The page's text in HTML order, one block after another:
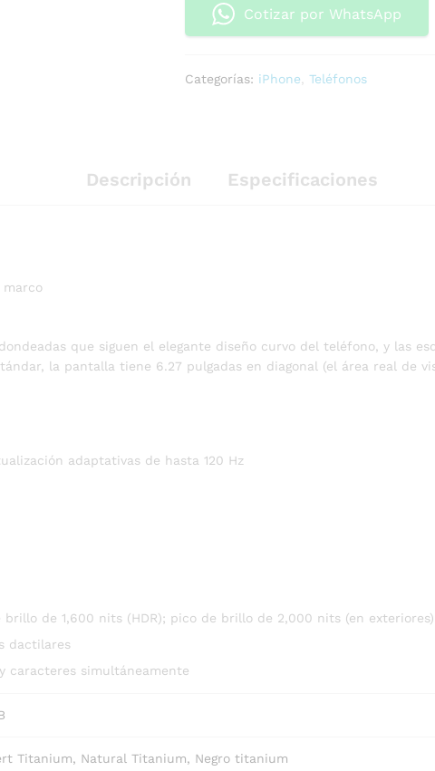
Cotizar por WhatsApp
Categorías: iPhone,Teléfonos
Descripción Especificaciones
marco
que siguen el elegante diseño curvo del teléfono, y las
la pantalla tiene 6.27 pulgadas en diagonal (el área real de
adaptativas de hasta 120 Hz
de 1,600 nits (HDR); pico de brillo de 2,000 nits (en
dactilares
caracteres simultáneamente
Titanium, Natural Titanium, Negro titanium